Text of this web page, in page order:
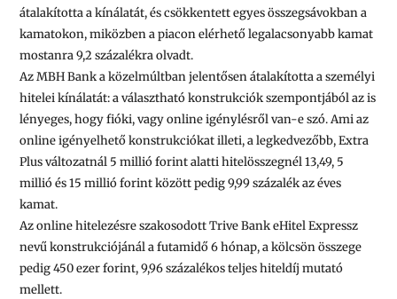
átalakította a kínálatát, és csökkentett egyes összegsávokban a
kamatokon, miközben a piacon elérhető legalacsonyabb kamat
mostanra 9,2 százalékra olvadt.
AzMBH Bank a közelmúltban jelentősen átalakította a személyi
hitelei kínálatát: a választható konstrukciók szempontjából az is
lényeges, hogy fióki, vagy online igénylésről van-e szó. Ami az
online igényelhető konstrukciókat illeti, a legkedvezőbb, Extra
Plus változatnál 5 millióforint alatti hitelösszegnél 13,49, 5
millióés15 millióforint között pedig 9,99 százalék az éves
kamat.
Az online hitelezésre szakosodottTrive BankeHitel Expressz
nevű konstrukciójánál a futamidő 6 hónap, a kölcsön összege
pedig450 ezerforint, 9,96 százalékos teljes hiteldíj mutató
mellett.